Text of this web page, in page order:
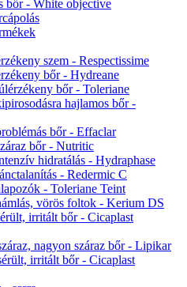
bőr - White objective
szem - Respectissime
bőr - Hydreane
bőr - Toleriane
hajlamos bőr -
bőr - Effaclar
bőr - Nutritic
hidratálás - Hydraphase
- Redermic C
- Toleriane Teint
vörös foltok - Kerium DS
irritált bőr - Cicaplast
nagyon száraz bőr - Lipikar
irritált bőr - Cicaplast